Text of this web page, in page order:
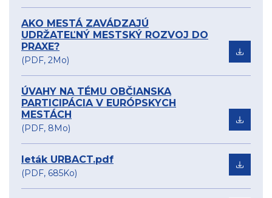
AKO MESTÁ ZAVÁDZAJÚ
UDRŽATEĽNÝ MESTSKÝ ROZVOJ DO
PRAXE?
(PDF, 2Mo)
ÚVAHY NA TÉMU OBČIANSKA
PARTICIPÁCIA V EURÓPSKYCH
MESTÁCH
(PDF, 8Mo)
leták URBACT.pdf
(PDF, 685Ko)